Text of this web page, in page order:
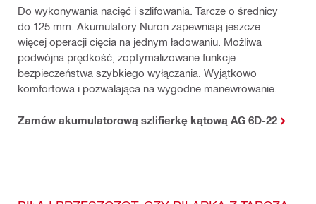
Do wykonywania nacięć i szlifowania. Tarcze o średnicy
do 125 mm. Akumulatory Nuron zapewniają jeszcze
więcej operacji cięcia na jednym ładowaniu. Możliwa
podwójna prędkość, zoptymalizowane funkcje
bezpieczeństwa szybkiego wyłączania. Wyjątkowo
komfortowa i pozwalająca na wygodne manewrowanie.
Zamów akumulatorową szlifierkę kątową AG 6D-22